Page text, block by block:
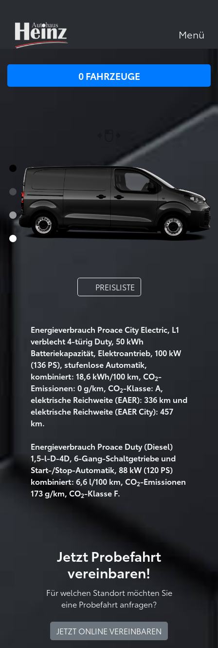
Menü
0FAHRZEUGE
PREISLISTE
Energieverbrauch Proace City Electric, L1
verblecht 4-türig Duty, 50 kWh
Batteriekapazität, Elektroantrieb, 100 kW
(136 PS), stufenlose Automatik,
kombiniert: 18,6 kWh/100 km, CO2-
Emissionen: 0 g/km, CO2-Klasse: A,
elektrische Reichweite (EAER): 336 km und
elektrische Reichweite (EAER City): 457
km.
Energieverbrauch Proace Duty (Diesel)
1,5-l-D-4D, 6-Gang-Schaltgetriebe und
Start-/Stop-Automatik, 88 kW (120 PS)
kombiniert: 6,6 l/100 km, CO2-Emissionen
173 g/km, CO2-Klasse F.
Jetzt Probefahrt
vereinbaren!
Für welchen Standort möchten Sie
eine Probefahrt anfragen?
JETZT ONLINE VEREINBAREN